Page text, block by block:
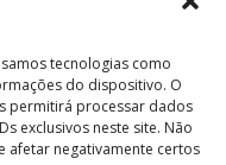
tecnologias como
do dispositivo. O
permitirá processar dados
exclusivos neste site. Não
afetar negativamente certos